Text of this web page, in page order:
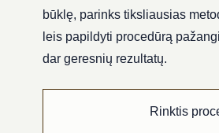
būklę, parinks tiksliausias
leis papildyti procedūrą
dar geresnių rezultatų.
Rinktis